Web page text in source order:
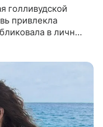
голливудской
привлекла
в личном